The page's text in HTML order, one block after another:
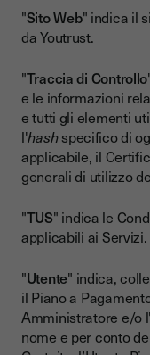
"Sito Web" indica il
da Youtrust.
"Traccia di Controllo
e le informazioni
e tutti gli elementi
l'hashspecifico di
applicabile, il
generali di utilizzo
"TUS" indica le
applicabili ai Servizi.
"Utente" indica,
il Piano a
Amministratore e/o
nome e per conto